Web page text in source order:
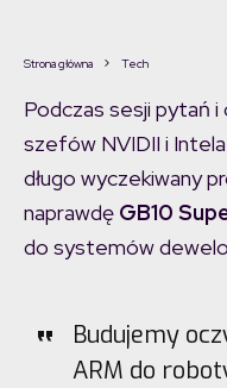
Strona główna Tech
Podczas sesji pytań i
szefów NVIDII i
długo wyczekiwany
naprawdę GB10
do systemów
Budujemy
ARM do